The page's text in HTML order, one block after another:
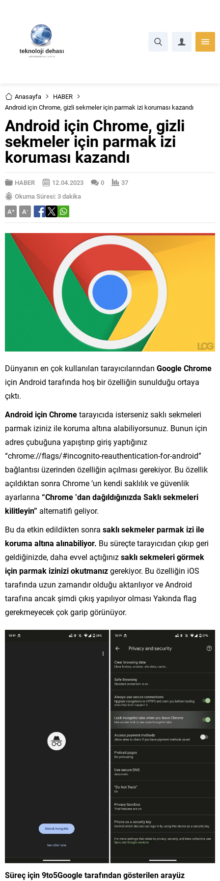
Anasayfa
HABER
Android için Chrome, gizli sekmeler için parmak izi koruması kazandı
Android için Chrome, gizli
sekmeler için parmak izi
koruması kazandı
HABER 12.04.2023 0
37
Okuma Süresi: 3 dakika
A+ A-
Dünyanın en çok kullanılan tarayıcılarından Google Chrome
için Android tarafında hoş bir özelliğin sunulduğu ortaya
çıktı.
Android için Chrometarayıcıda isterseniz saklı sekmeleri
parmak iziniz ile koruma altına alabiliyorsunuz. Bunun için
adres çubuğuna yapıştırıp giriş yaptığınız
“chrome://flags/#incognito-reauthentication-for-android”
bağlantısı üzerinden özelliğin açılması gerekiyor. Bu özellik
açıldıktan sonra Chrome ’un kendi saklılık ve güvenlik
ayarlarına “Chrome ’dan dağıldığınızda Saklı sekmeleri
kilitleyin” alternatifi geliyor.
Bu da etkin edildikten sonra saklı sekmeler parmak izi ile
koruma altına alınabiliyor. Bu süreçte tarayıcıdan çıkıp geri
geldiğinizde, daha evvel açtığınızsaklı sekmeleri görmek
için parmak izinizi okutmanızgerekiyor. Bu özelliğin iOS
tarafında uzun zamandır olduğu aktarılıyor ve Android
tarafına ancak şimdi çıkış yapılıyor olması Yakında flag
gerekmeyecek çok garip görünüyor.
Süreç için 9to5Google tarafından gösterilen arayüz